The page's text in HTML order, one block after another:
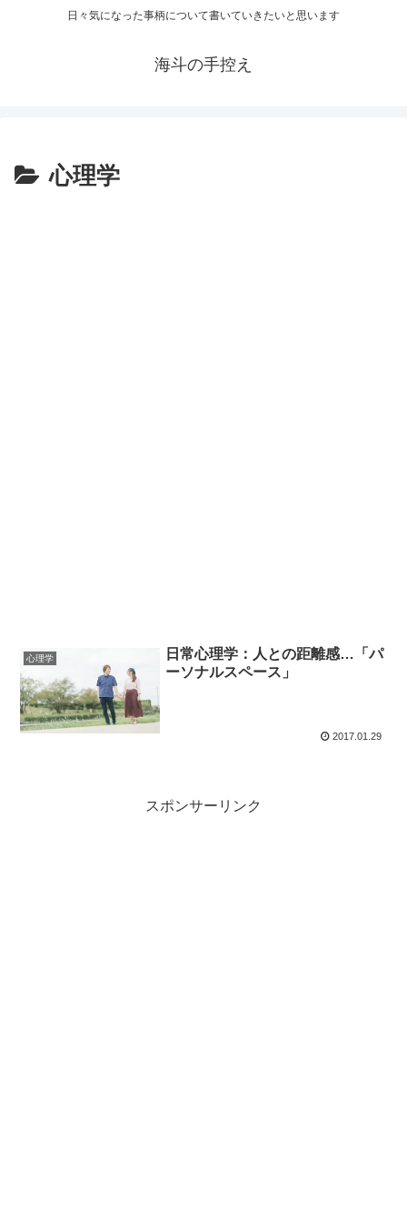
日々気になった事柄について書いていきたいと思います
海斗の手控え
心理学
心理学
日常心理学：人との距離感…「パ
ーソナルスペース」
2017.01.29
スポンサーリンク